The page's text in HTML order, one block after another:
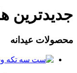
جدیدترین
محصولات عیدانه